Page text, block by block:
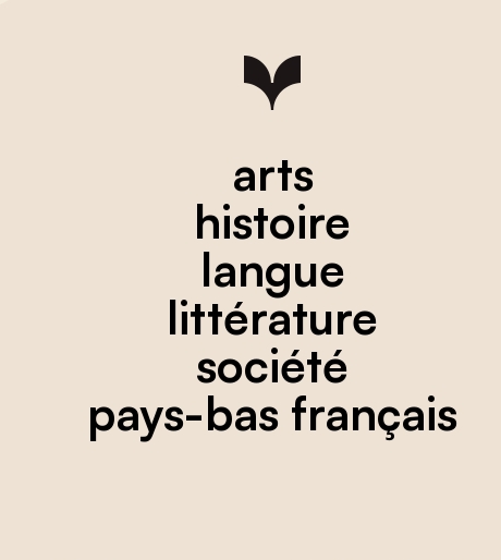
arts
histoire
langue
littérature
société
pays-bas français